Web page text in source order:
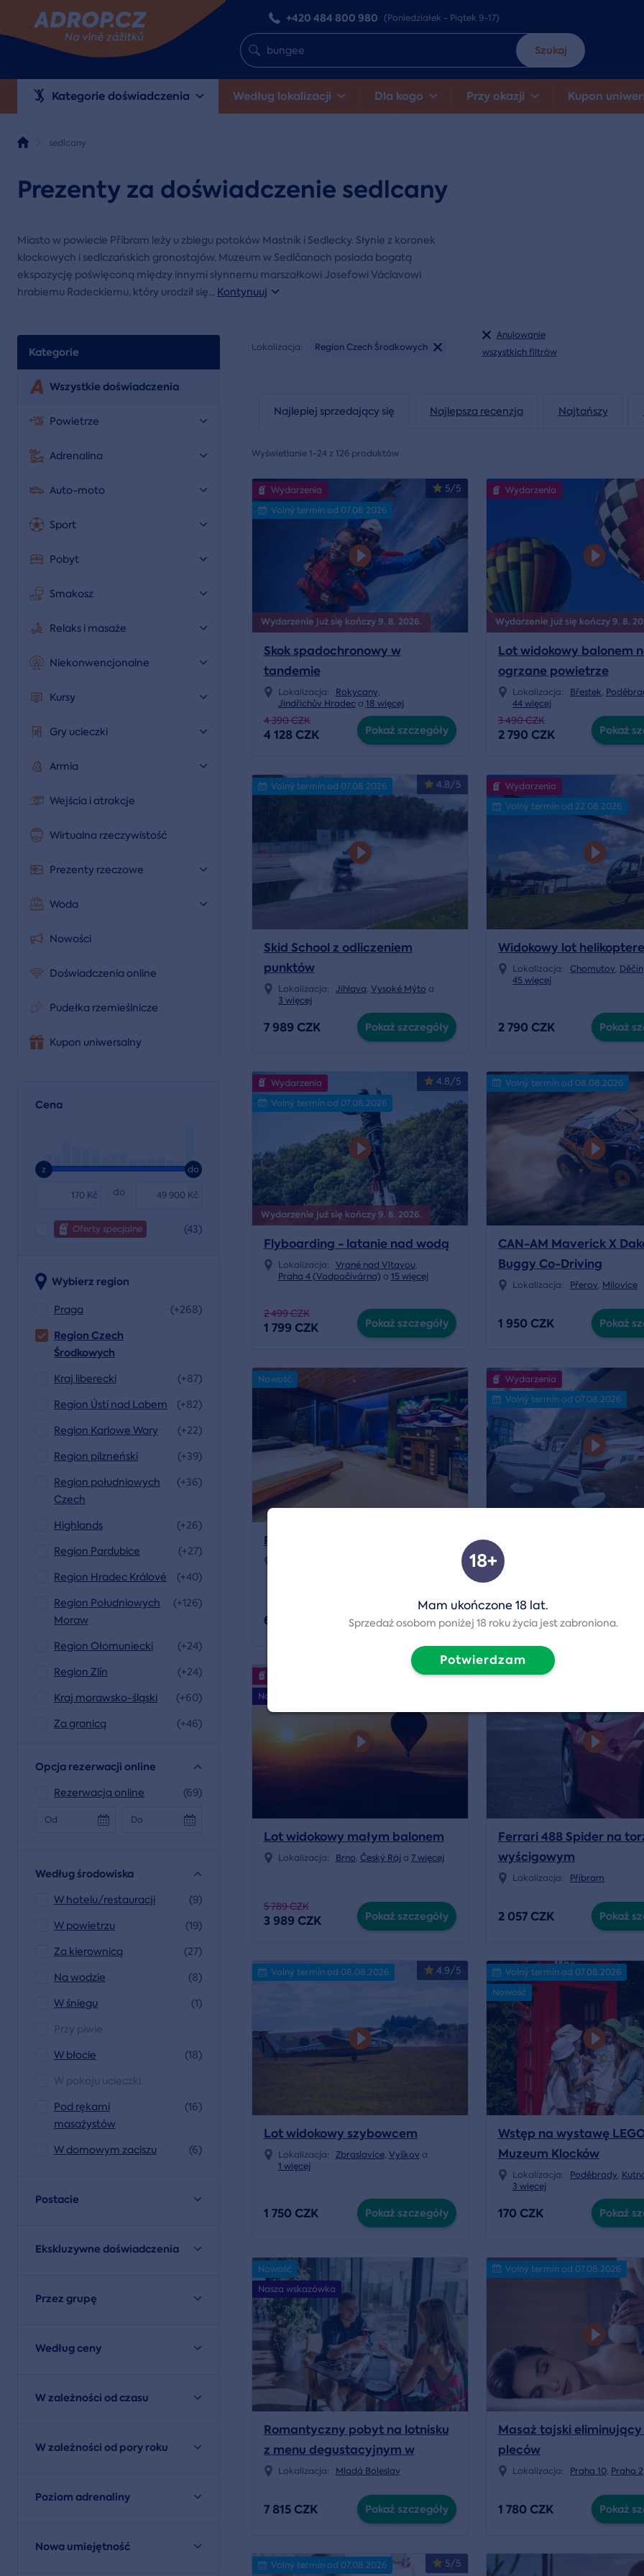
+420 484 800 980 (Poniedziałek - Piątek 9-17)
Szukaj
Kategorie doświadczenia Według lokalizacji Dla kogo Przy okazji Kupon
sedlcany
Prezenty za doświadczenie sedlcany
Miasto w powiecie Příbram leży u zbiegu potoków Mastník i Sedlecky. Słynie z koronek
klockowych i sedlczańskich gronostajów. Muzeum w Sedlčanach posiada bogatą
ekspozycję poświęconą między innymi słynnemu marszałkowi Josefowi Václavowi
hrabiemu Radeckiemu, który urodził się... Kontynuuj
Kategorie
Wszystkie doświadczenia
Powietrze
Adrenalina
Auto-moto
Sport
Pobyt
Smakosz
Relaks i masaże
Niekonwencjonalne
Kursy
Gry ucieczki
Armia
Wejścia i atrakcje
Wirtualna rzeczywistość
Prezenty rzeczowe
Woda
Nowości
Doświadczenia online
Pudełka rzemieślnicze
Kupon uniwersalny
Cena
z do
Kč Kč
do
Oferty specjalne (43)
Wybierz region
Praga (+268)
Region Czech
Środkowych
Kraj liberecki
(+87)
Region Ústí nad Labem
(+82)
Region Karlowe Wary
(+22)
Region pilzneński
(+39)
Region południowych
Czech
(+36)
Highlands
(+26)
Region Pardubice
(+27)
Region Hradec Králové
(+40)
Region Południowych
Moraw
(+126)
Region Ołomuniecki
(+24)
Region Zlín
(+24)
Kraj morawsko-śląski
(+60)
Za granicą
(+46)
Opcja rezerwacji online
Rezerwacja online (69)
Od Do
Według środowiska
W hotelu/restauracji
(9)
W powietrzu
(19)
Za kierownicą
(27)
Na wodzie
(8)
W śniegu
(1)
Przy piwie
W błocie
(18)
W pokoju ucieczki.
Pod rękami
masażystów
(16)
W domowym zaciszu (6)
Postacie
Ekskluzywne doświadczenia
Przez grupę
Według ceny
W zależności od czasu
W zależności od pory roku
Poziom adrenaliny
Nowa umiejętność
Lokalizacja: Region Czech Środkowych
Anulowanie
wszystkich filtrów
Najlepiej sprzedający się Najlepsza recenzja Najtańszy
Wyświetlanie 1-24 z 126 produktów
Wydarzenie już się kończy 9. 8. 2026.
5/5
Wydarzenia
Volný termín od 07.08.2026
Skok spadochronowy w
tandemie
Lokalizacja: Rokycany,
Jindřichův Hradeca 18 więcej
4 390 CZK
4 128 CZK Pokaż szczegóły
Wydarzenie już się kończy 9. 8.
Wydarzenia
Lot widokowy balonem
ogrzane powietrze
Lokalizacja: Břestek,
44 więcej
3 490 CZK
2 790 CZK Pokaż
4.8/5
Volný termín od 07.08.2026
Skid School z odliczeniem
punktów
Lokalizacja: Jihlava, Vysoké Mýto a
3 więcej
7 989 CZK Pokaż szczegóły
Wydarzenia
Volný termín od 22.08.2026
Widokowy lot
Lokalizacja: Chomutov, Děčín
45 więcej
2 790 CZK Pokaż
Wydarzenie już się kończy 9. 8. 2026.
4.8/5
Wydarzenia
Volný termín od 07.08.2026
Flyboarding - latanie nad wodą
Lokalizacja: Vrané nad Vltavou,
Praha 4 (Vodpočívárna) a 15 więcej
2 499 CZK
1 799 CZK Pokaż szczegóły
Volný termín od 08.08.2026
CAN-AM Maverick X
Buggy Co-Driving
Lokalizacja: Přerov, Milovice
1 950 CZK Pokaż
Nowość
Pobyt wellness w hotelu Nobilis
6 900 CZK Pokaż szczegóły
Wydarzenia
Volný termín od 07.08.2026
2 155 CZK Pokaż
4.8/5
Nasza wskazówka
Lot widokowy małym balonem
Lokalizacja: Brno, Český Rája 7 więcej
5 789 CZK
3 989 CZK Pokaż szczegóły
Ferrari 488 Spider na
wyścigowym
Lokalizacja: Příbram
2 057 CZK Pokaż
4.9/5
Volný termín od 08.08.2026
Lot widokowy szybowcem
Lokalizacja: Zbraslavice, Vyškov a
1 więcej
1 750 CZK Pokaż szczegóły
Volný termín od 07.08.2026
Nowość
Wstęp na wystawę
Muzeum Klocków
Lokalizacja: Poděbrady,
3 więcej
170 CZK Pokaż
Nowość
Nasza wskazówka
Romantyczny pobyt na lotnisku
z menu degustacyjnym w
restauracji MG
Lokalizacja: Mladá Boleslav
7 815 CZK Pokaż szczegóły
Volný termín od 07.08.2026
Masaż tajski eliminujący
pleców
Lokalizacja: Praha 10, Praha 2
1 780 CZK Pokaż
5/5
Volný termín od 07.08.2026
18+
Mam ukończone 18 lat.
Sprzedaż osobom poniżej 18 roku życia jest zabroniona.
Potwierdzam